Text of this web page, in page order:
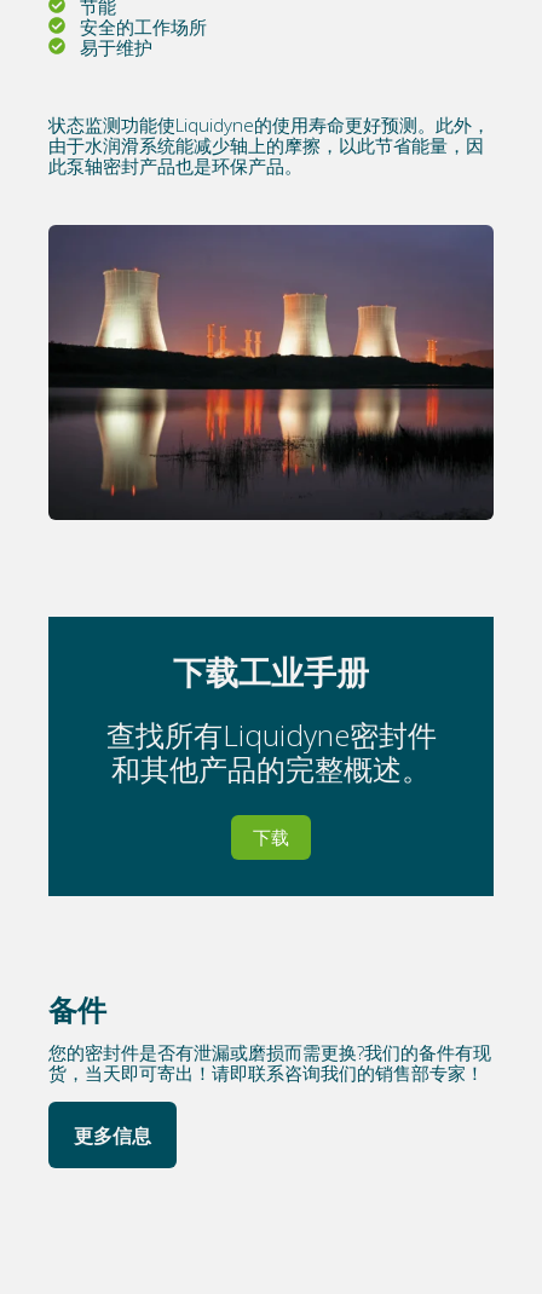
节能
安全的工作场所
易于维护
状态监测功能使Liquidyne的使用寿命更好预测。此外，
由于水润滑系统能减少轴上的摩擦，以此节省能量，因
此泵轴密封产品也是环保产品。
下载工业手册
查找所有Liquidyne密封件
和其他产品的完整概述。
下载
备件
您的密封件是否有泄漏或磨损而需更换?我们的备件有现
货，当天即可寄出！请即联系咨询我们的销售部专家！
更多信息